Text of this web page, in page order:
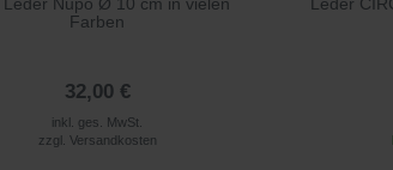
Farben
32,00 €
inkl. ges. MwSt.
zzgl. Versandkosten